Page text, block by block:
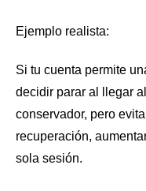
Ejemplo realista:
Si tu cuenta permite
decidir parar al llegar
conservador, pero
recuperación,
sola sesión.